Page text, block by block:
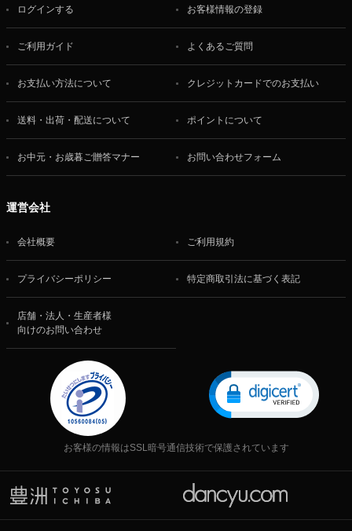
ログインする お客様情報の登録
ご利用ガイド よくあるご質問
お支払い方法について クレジットカードでのお支払い
送料・出荷・配送について ポイントについて
お中元・お歳暮ご贈答マナー お問い合わせフォーム
運営会社
会社概要 ご利用規約
プライバシーポリシー 特定商取引法に基づく表記
店舗・法人・生産者様
向けのお問い合わせ
お客様の情報はSSL暗号通信技術で保護されています